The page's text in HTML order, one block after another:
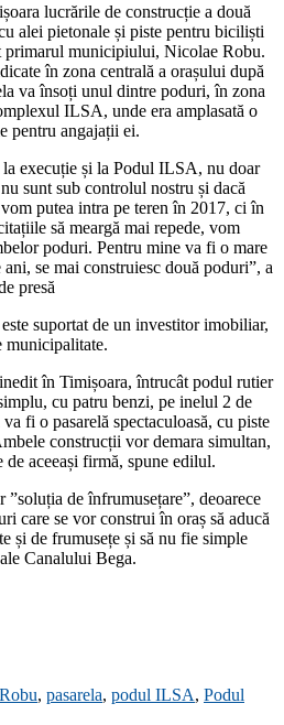
lucrările de construcție a două
alei pietonale și piste pentru biciliști
primarul municipiului, Nicolae Robu.
în zona centrală a orașului după
va însoți unul dintre poduri, în zona
ILSA, unde era amplasată o
pentru angajații ei.
execuție și la Podul ILSA, nu doar
sunt sub controlul nostru și dacă
putea intra pe teren în 2017, ci în
să meargă mai repede, vom
poduri. Pentru mine va fi o mare
se mai construiesc două poduri”, a
presă
suportat de un investitor imobiliar,
municipalitate.
în Timișoara, întrucât podul rutier
cu patru benzi, pe inelul 2 de
fi o pasarelă spectaculoasă, cu piste
construcții vor demara simultan,
aceeași firmă, spune edilul.
”soluția de înfrumusețare”, deoarece
care se vor construi în oraș să aducă
și de frumusețe și să nu fie simple
Canalului Bega.
, pasarela, podul ILSA, Podul